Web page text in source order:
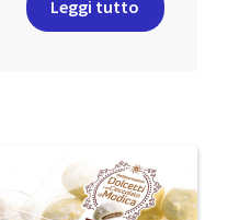
Leggi tutto